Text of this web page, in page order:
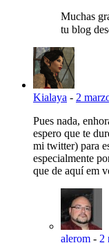
Muchas
tu blog
Kialaya - 2
Pues nada,
espero que te
mi twitter) para
especialmente
que de aquí em
alerom - 2